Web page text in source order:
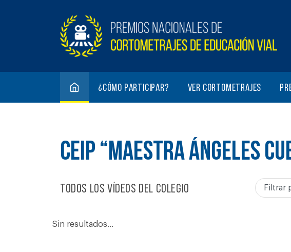
¿Cómo participar? Ver cortometrajes
CEIP “MAESTRA ÁNGELES
Todos los vídeos del colegio
Sin resultados...